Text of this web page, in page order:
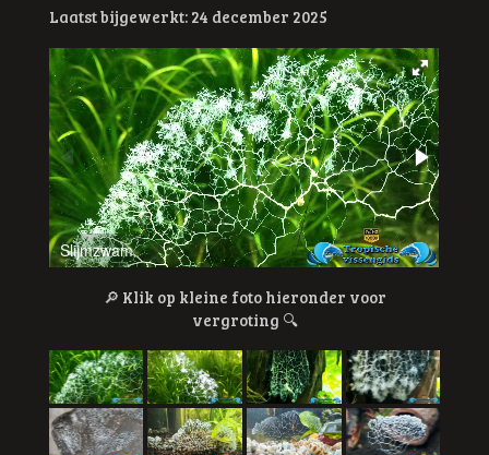
Laatst bijgewerkt: 24 december 2025
Slijmzwam
🔎 Klik op kleine foto hieronder voor
vergroting 🔍